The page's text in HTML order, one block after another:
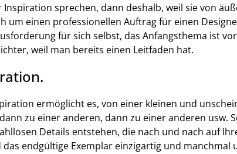
sprechen, dann deshalb, weil sie von
um einen professionellen Auftrag für einen
für sich selbst, das Anfangsthema ist
weil man bereits einen Leitfaden hat.
ermöglicht es, von einer kleinen und
zu einer anderen, dann zu einer anderen usw.
Details entstehen, die nach und nach auf
endgültige Exemplar einzigartig und manchmal